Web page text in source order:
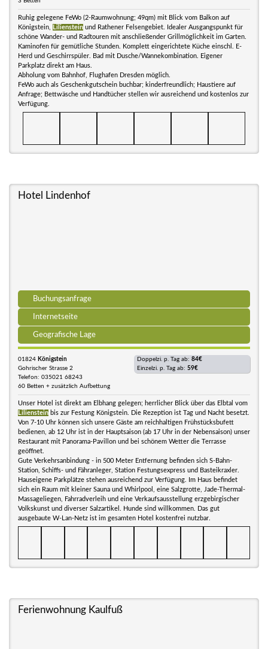
Ruhig gelegene FeWo (2-Raumwohnung; 49qm) mit Blick vom Balkon auf
Königstein,
Lilienstein und Rathener Felsengebiet. Idealer Ausgangspunkt für
schöne Wander- und Radtouren mit anschließender Grillmöglichkeit im Garten.
Kaminofen für gemütliche Stunden. Komplett eingerichtete Küche einschl. E-
Herd und Geschirrspüler. Bad mit Dusche/Wannekombination. Eigener
Parkplatz direkt am Haus.
Abholung vom Bahnhof, Flughafen Dresden möglich.
FeWo auch als Geschenkgutschein buchbar; kinderfreundlich; Haustiere auf
Anfrage; Bettwäsche und Handtücher stellen wir ausreichend und kostenlos zur
Verfügung.
Hotel Lindenhof
Buchungsanfrage
Internetseite
Geografische Lage
01824 Königstein
Gohrischer Strasse 2
Telefon: 035021 68243
60 Betten + zusätzlich Aufbettung
Doppelzi. p. Tag ab: 84€
Einzelzi. p. Tag ab: 59€
Unser Hotel ist direkt am Elbhang gelegen; herrlicher Blick über das Elbtal vom
Lilienstein bis zur Festung Königstein. Die Rezeption ist Tag und Nacht besetzt.
Von 7-10 Uhr können sich unsere Gäste am reichhaltigen Frühstücksbufett
bedienen, ab 12 Uhr ist in der Hauptsaison (ab 17 Uhr in der Nebensaison) unser
Restaurant mit Panorama-Pavillon und bei schönem Wetter die Terrasse
geöffnet.
Gute Verkehrsanbindung - in 500 Meter Entfernung befinden sich S-Bahn-
Station, Schiffs- und Fähranleger, Station Festungsexpress und Basteikraxler.
Hauseigene Parkplätze stehen ausreichend zur Verfügung. Im Haus befindet
sich ein Raum mit kleiner Sauna und Whirlpool, eine Salzgrotte, Jade-Thermal-
Massageliegen, Fahrradverleih und eine Verkaufsausstellung erzgebirgischer
Volkskunst und diverser Salzartikel. Hunde sind willkommen. Das gut
ausgebaute W-Lan-Netz ist im gesamten Hotel kostenfrei nutzbar.
Ferienwohnung Kaulfuß